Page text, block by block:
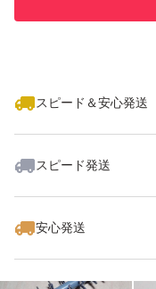
の評価依頼について
小学生にのみに言え
意味不明の事を言っ
新たに『追跡すると
返金申請依頼・輸送
価されました。私に
スピード&安心発送
※このバッジは実績に基づ
スピード＆安心発送
スピード発送
安心発送